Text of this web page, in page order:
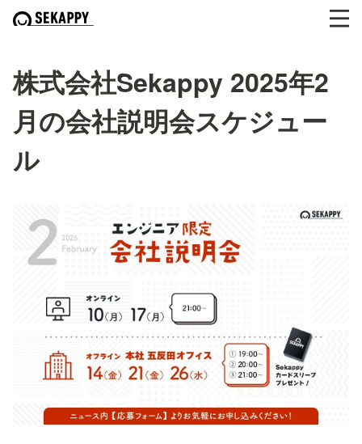
株式会社Sekappy 2025年2
月の会社説明会スケジュー
ル